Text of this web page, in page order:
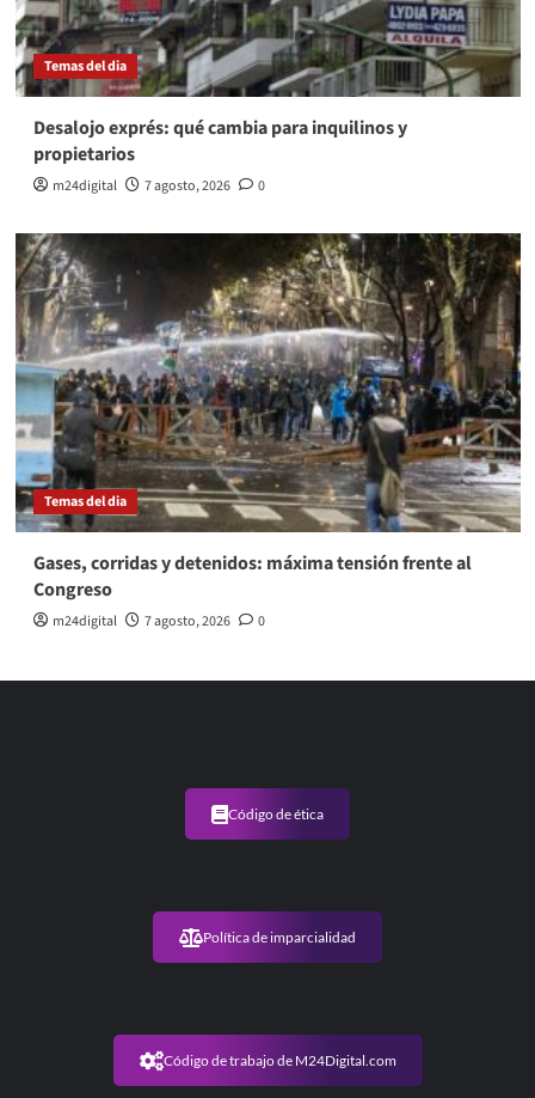
Temas del dia
Desalojo exprés: qué cambia para inquilinos y
propietarios
m24digital 7 agosto, 2026 0
Temas del dia
Gases, corridas y detenidos: máxima tensión frente al
Congreso
m24digital 7 agosto, 2026 0
Código de ética
Política de imparcialidad
Código de trabajo de M24Digital.com